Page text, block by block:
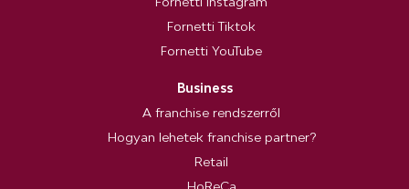
Fornetti Tiktok
Fornetti YouTube
Business
A franchise rendszerről
Hogyan lehetek franchise partner?
Retail